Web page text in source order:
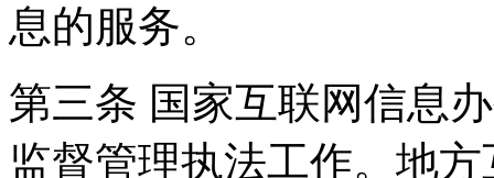
息的服务。
第三条 国家互联网信息
监督管理执法工作。地